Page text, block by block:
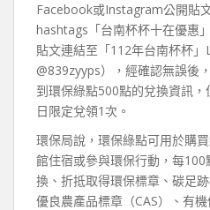
Facebook或Instagram公開貼
hashtags「台南杯杯十在優惠
貼文連結至「112年台南杯杯」
@839zyyps），經確認無誤後
到環保綠點500點的兌換資訊
日限定兌領1次。
環保局說，環保綠點可用於購
館住宿或參與環保行動，每
換、折抵取得環保標章、碳足
優良農產品標章（CAS）、有